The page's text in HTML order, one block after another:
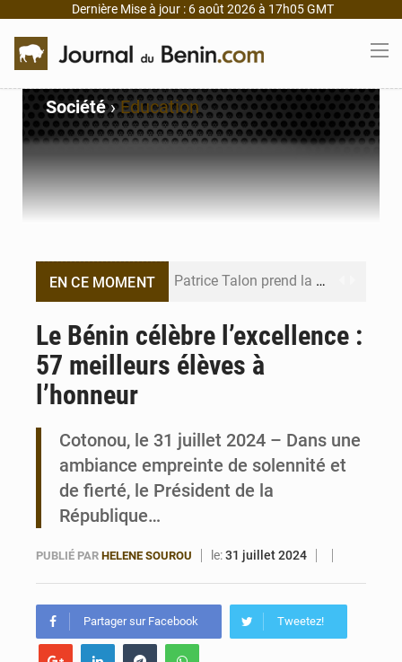
Dernière Mise à jour : 6 août 2026 à 17h05 GMT
Société›Education
EN CE MOMENT Patrice Talon prend la tête du premier bureau du Sénat du Bénin
Bénin : 14,5 milliards de dollars pour faire de la CDN 3.0 un bouclier économique
Le Bénin célèbre l’excellence :
57 meilleurs élèves à
l’honneur
Cotonou, le 31 juillet 2024 – Dans une
ambiance empreinte de solennité et
de fierté, le Président de la
République…
PUBLIÉ PAR HELENE SOUROU le:31 juillet 2024
Partager sur Facebook Tweetez!